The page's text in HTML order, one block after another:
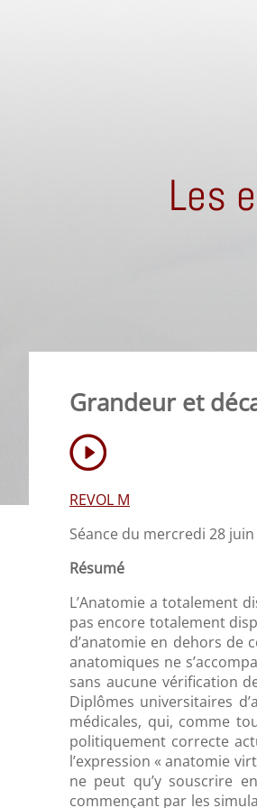
Les
Grandeur et
REVOL M
Séance du mercredi 28
Résumé
L’Anatomie a totalement
pas encore totalement
d’anatomie en dehors de
anatomiques ne
sans aucune vérification
Diplômes universitaires
médicales, qui, comme
politiquement correcte
l’expression « anatomie
ne peut qu’y souscrire
commençant par les